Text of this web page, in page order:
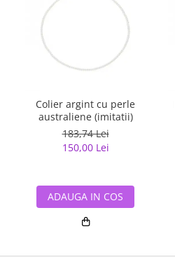
Colier argint cu perle
australiene (imitatii)
183,74 Lei
150,00 Lei
ADAUGA IN COS